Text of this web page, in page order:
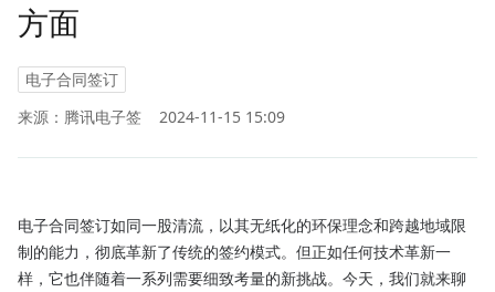
方面
电子合同签订
来源：腾讯电子签
2024-11-15 15:09
电子合同签订如同一股清流，以其无纸化的环保理念和跨越地域限
制的能力，彻底革新了传统的签约模式。但正如任何技术革新一
样，它也伴随着一系列需要细致考量的新挑战。今天，我们就来聊